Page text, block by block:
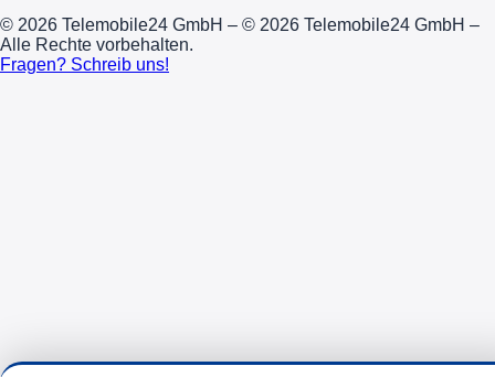
© 2026 Telemobile24 GmbH – © 2026 Telemobile24 GmbH –
Alle Rechte vorbehalten.
Fragen? Schreib uns!